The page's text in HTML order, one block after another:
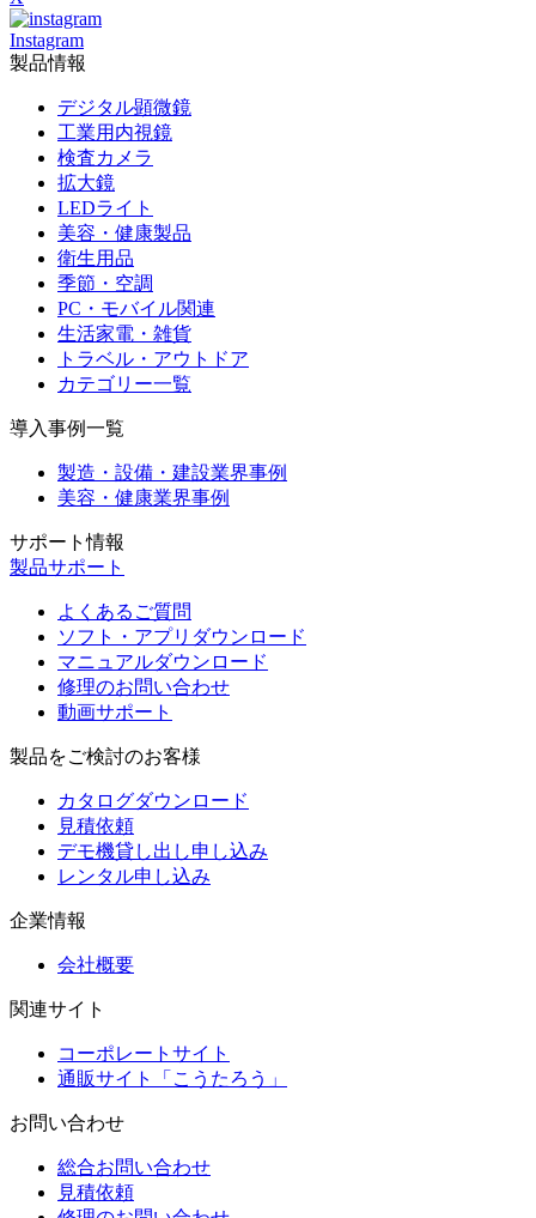
Instagram
製品情報
デジタル顕微鏡
工業用内視鏡
検査カメラ
拡大鏡
LEDライト
美容・健康製品
衛生用品
季節・空調
PC・モバイル関連
生活家電・雑貨
トラベル・アウトドア
カテゴリー一覧
導入事例一覧
製造・設備・建設業界事例
美容・健康業界事例
サポート情報
製品サポート
よくあるご質問
ソフト・アプリダウンロード
マニュアルダウンロード
修理のお問い合わせ
動画サポート
製品をご検討のお客様
カタログダウンロード
見積依頼
デモ機貸し出し申し込み
レンタル申し込み
企業情報
会社概要
関連サイト
コーポレートサイト
通販サイト「こうたろう」
お問い合わせ
総合お問い合わせ
見積依頼